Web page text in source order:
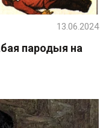
пародыя на
13.06.2024